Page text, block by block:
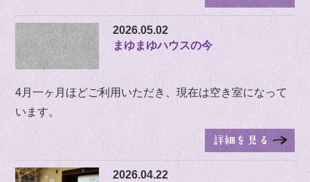
2026.05.02
まゆまゆハウスの今
4月一ヶ月ほどご利用いただき、現在は空き室になって
います。
2026.04.22